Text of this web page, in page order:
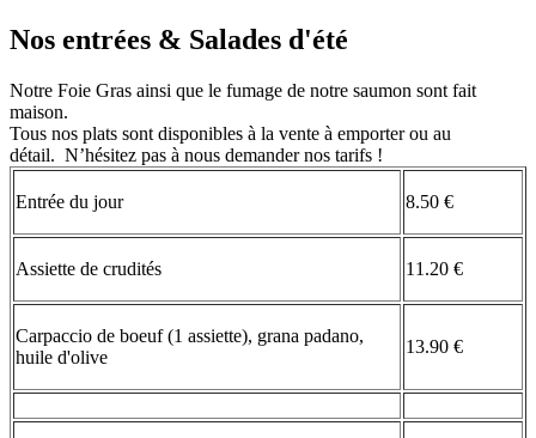
Nos entrées & Salades d'été
Notre Foie Gras ainsi que le fumage de notre saumon sont fait
maison.
Tous nos plats sont disponibles à la vente à emporter ou au
détail. N’hésitez pas à nous demander nos tarifs !
Entrée du jour 8.50 €
Assiette de crudités 11.20 €
Carpaccio de boeuf (1 assiette), grana padano,
huile d'olive
13.90 €